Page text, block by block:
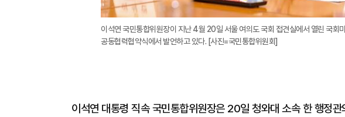
이석연 국민통합위원장이 지난 4월 20일 서울 여의도 국회 접견실에서 열린 국회
공동협력협약식에서 발언하고 있다. [사진=국민통합위원회]
이석연 대통령 직속 국민통합위원장은 20일 청와대 소속 한 행정